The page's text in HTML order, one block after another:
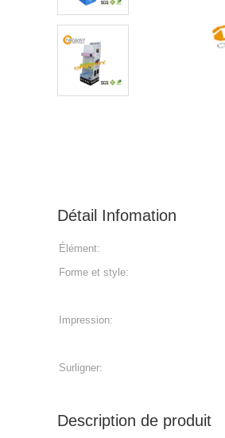
Détail Infomation
Élément:
Forme et style:
Impression:
Surligner:
Description de produit